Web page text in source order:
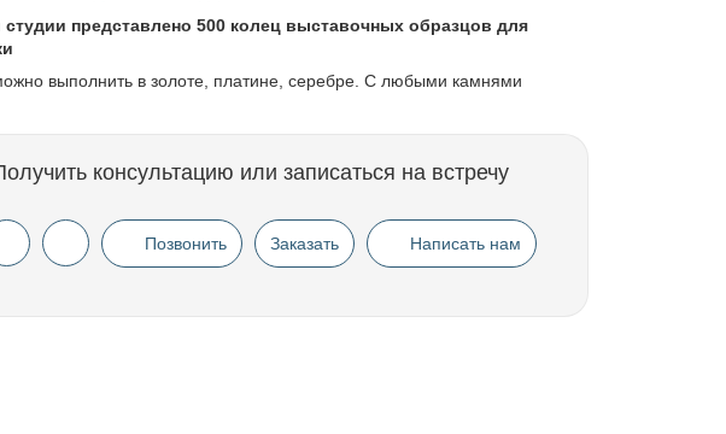
представлено 500 колец выставочных образцов для
выполнить в золоте, платине, серебре. С любыми камнями
консультацию или записаться на встречу
Позвонить Заказать Написать нам